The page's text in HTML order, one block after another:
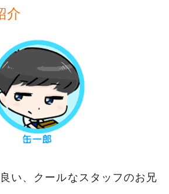
介
い、クールなスタッフのお兄